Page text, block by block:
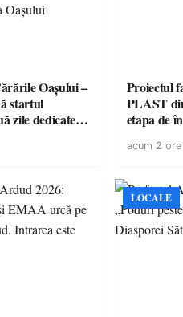
Oașului –
startul
zile dedicate
Proiectul
PLAST
etapa de
acum 2 ore
LOCALE